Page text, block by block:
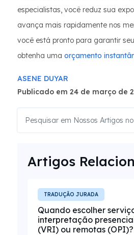
especialistas, você reduz sua
avança mais rapidamente nos
você está pronto para garantir
obtenha uma orçamento
ASENE DUYAR
Publicado em 24 de março de
Artigos
TRADUÇÃO JURADA
Quando escolher
interpretação
(VRI) ou remotas (OPI)?